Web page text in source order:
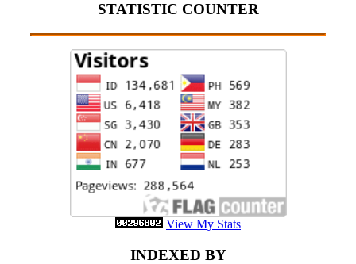
STATISTIC COUNTER
View My Stats
INDEXED BY